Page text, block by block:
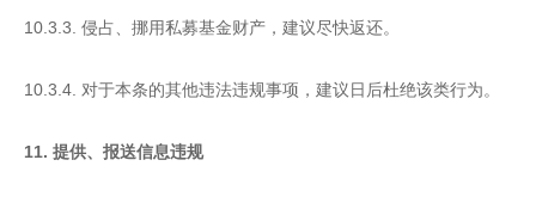
10.3.3. 侵占、挪用私募基金财产，建议尽快返还。
10.3.4. 对于本条的其他违法违规事项，建议日后杜绝该类行为。
11. 提供、报送信息违规